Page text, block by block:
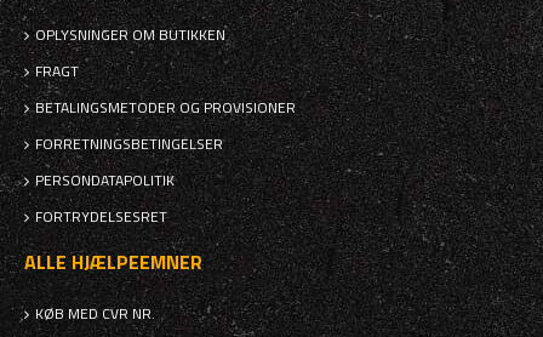
OPLYSNINGER OM BUTIKKEN
FRAGT
BETALINGSMETODER OG PROVISIONER
FORRETNINGSBETINGELSER
PERSONDATAPOLITIK
FORTRYDELSESRET
ALLE HJÆLPEEMNER
KØB MED CVR NR.